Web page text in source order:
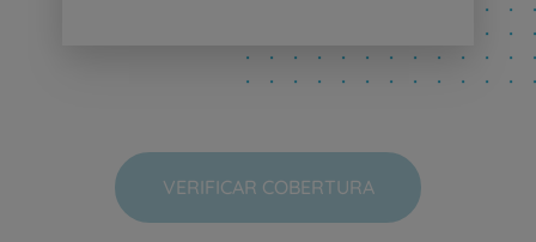
VERIFICAR COBERTURA